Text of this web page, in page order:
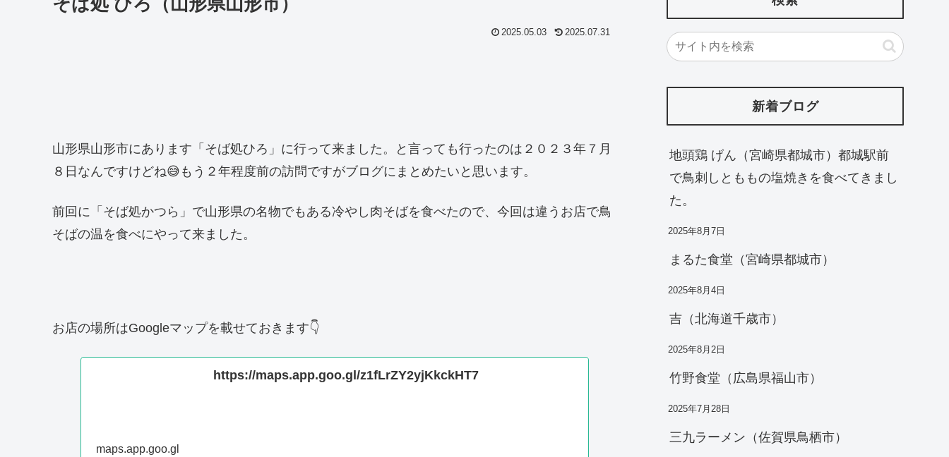
2025.05.03 2025.07.31
山形県山形市にあります「そば処ひろ」に行って来ました。と言っても行ったのは２０２３年７月
８日なんですけどね😅もう２年程度前の訪問ですがブログにまとめたいと思います。
前回に「そば処かつら」で山形県の名物でもある冷やし肉そばを食べたので、今回は違うお店で鳥
そばの温を食べにやって来ました。
お店の場所はGoogleマップを載せておきます👇
https://maps.app.goo.gl/z1fLrZY2yjKkckHT7
maps.app.goo.gl
新着ブログ
地頭鶏 げん（宮崎県都城市）都城駅前
で鳥刺しとももの塩焼きを食べてきまし
た。
2025年8月7日
まるた食堂（宮崎県都城市）
2025年8月4日
吉（北海道千歳市）
2025年8月2日
竹野食堂（広島県福山市）
2025年7月28日
三九ラーメン（佐賀県鳥栖市）